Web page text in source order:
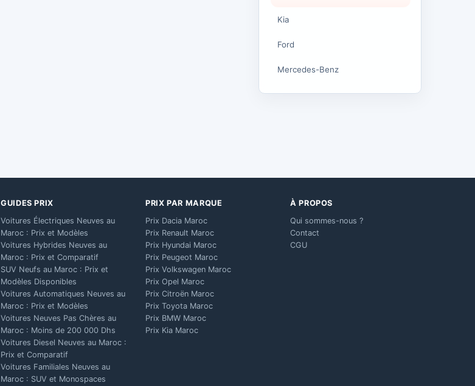
Kia
Ford
Mercedes-Benz
GUIDES PRIX
Voitures Électriques Neuves au
Maroc : Prix et Modèles
Voitures Hybrides Neuves au
Maroc : Prix et Comparatif
SUV Neufs au Maroc : Prix et
Modèles Disponibles
Voitures Automatiques Neuves au
Maroc : Prix et Modèles
Voitures Neuves Pas Chères au
Maroc : Moins de 200 000 Dhs
Voitures Diesel Neuves au Maroc :
Prix et Comparatif
Voitures Familiales Neuves au
Maroc : SUV et Monospaces
PRIX PAR MARQUE
Prix Dacia Maroc
Prix Renault Maroc
Prix Hyundai Maroc
Prix Peugeot Maroc
Prix Volkswagen Maroc
Prix Opel Maroc
Prix Citroën Maroc
Prix Toyota Maroc
Prix BMW Maroc
Prix Kia Maroc
À PROPOS
Qui sommes-nous ?
Contact
CGU